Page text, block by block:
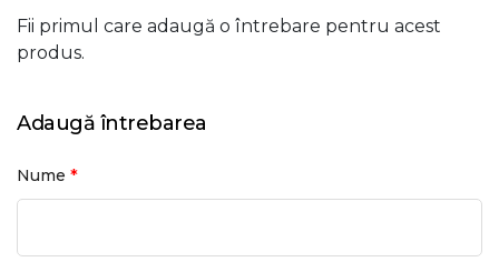
Fii primul care adaugă o întrebare pentru acest
produs.
Adaugă întrebarea
Nume *